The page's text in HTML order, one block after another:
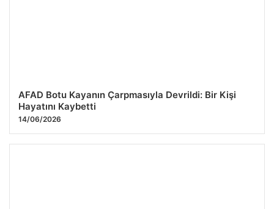
AFAD Botu Kayanın Çarpmasıyla Devrildi: Bir Kişi
Hayatını Kaybetti
14/06/2026